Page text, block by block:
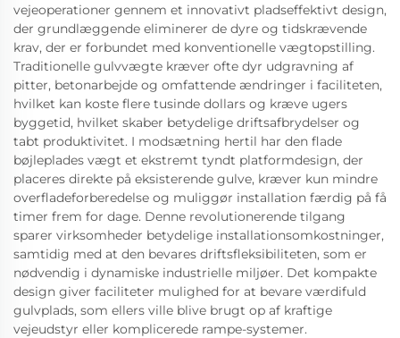
vejeoperationer gennem et innovativt pladseffektivt design,
der grundlæggende eliminerer de dyre og tidskrævende
krav, der er forbundet med konventionelle vægtopstilling.
Traditionelle gulvvægte kræver ofte dyr udgravning af
pitter, betonarbejde og omfattende ændringer i faciliteten,
hvilket kan koste flere tusinde dollars og kræve ugers
byggetid, hvilket skaber betydelige driftsafbrydelser og
tabt produktivitet. I modsætning hertil har den flade
bøjleplades vægt et ekstremt tyndt platformdesign, der
placeres direkte på eksisterende gulve, kræver kun mindre
overfladeforberedelse og muliggør installation færdig på få
timer frem for dage. Denne revolutionerende tilgang
sparer virksomheder betydelige installationsomkostninger,
samtidig med at den bevares driftsfleksibiliteten, som er
nødvendig i dynamiske industrielle miljøer. Det kompakte
design giver faciliteter mulighed for at bevare værdifuld
gulvplads, som ellers ville blive brugt op af kraftige
vejeudstyr eller komplicerede rampe-systemer.